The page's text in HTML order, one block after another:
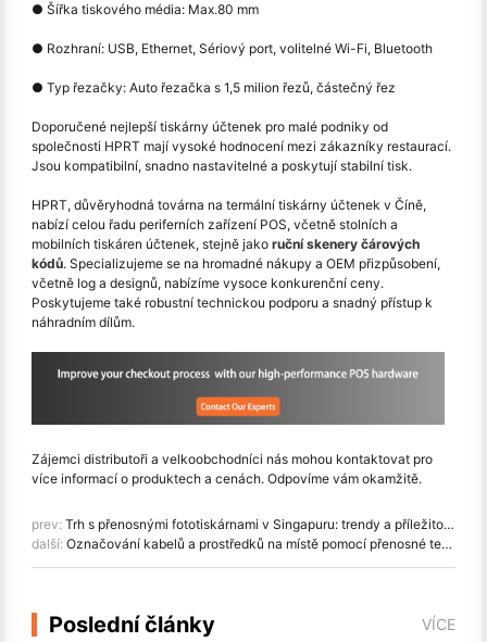
● Šířka tiskového média: Max.80 mm
● Rozhraní: USB, Ethernet, Sériový port, volitelné Wi-Fi, Bluetooth
● Typ řezačky: Auto řezačka s 1,5 milion řezů, částečný řez
Doporučené nejlepší tiskárny účtenek pro malé podniky od
společnosti HPRT mají vysoké hodnocení mezi zákazníky restaurací.
Jsou kompatibilní, snadno nastavitelné a poskytují stabilní tisk.
HPRT, důvěryhodná továrna na termální tiskárny účtenek v Číně,
nabízí celou řadu periferních zařízení POS, včetně stolních a
mobilních tiskáren účtenek, stejně jako ruční skenery čárových
kódů. Specializujeme se na hromadné nákupy a OEM přizpůsobení,
včetně log a designů, nabízíme vysoce konkurenční ceny.
Poskytujeme také robustní technickou podporu a snadný přístup k
náhradním dílům.
Zájemci distributoři a velkoobchodníci nás mohou kontaktovat pro
více informací o produktech a cenách. Odpovíme vám okamžitě.
prev: Trh s přenosnými fototiskárnami v Singapuru: trendy a příležitosti
další: Označování kabelů a prostředků na místě pomocí přenosné tepelně přenosné tiskárny štítků HPRT HM-T230
Poslední články VÍCE